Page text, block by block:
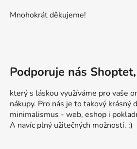
Mnohokrát děkujeme!
Podporuje nás Shoptet,
který s láskou využíváme pro vaše
nákupy. Pro nás je to takový krásný
minimalismus - web, eshop i
A navíc plný užitečných možností. :)